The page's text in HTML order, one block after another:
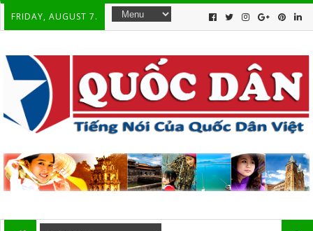
FRIDAY, AUGUST 7.